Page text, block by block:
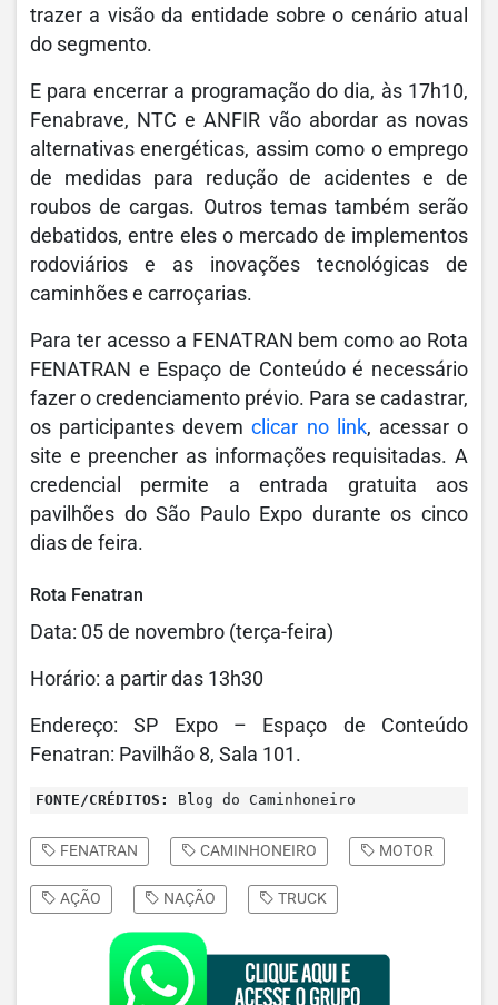
trazer a visão da entidade sobre o cenário atual
do segmento.
E para encerrar a programação do dia, às 17h10,
Fenabrave, NTC e ANFIR vão abordar as novas
alternativas energéticas, assim como o emprego
de medidas para redução de acidentes e de
roubos de cargas. Outros temas também serão
debatidos, entre eles o mercado de implementos
rodoviários e as inovações tecnológicas de
caminhões e carroçarias.
Para ter acesso a FENATRAN bem como ao Rota
FENATRAN e Espaço de Conteúdo é necessário
fazer o credenciamento prévio. Para se cadastrar,
os participantes devemclicar no link, acessar o
site e preencher as informações requisitadas. A
credencial permite a entrada gratuita aos
pavilhões do São Paulo Expo durante os cinco
dias de feira.
Rota Fenatran
Data: 05 de novembro (terça-feira)
Horário: a partir das 13h30
Endereço: SP Expo – Espaço de Conteúdo
Fenatran: Pavilhão 8, Sala 101.
FONTE/CRÉDITOS: Blog do Caminhoneiro
FENATRAN CAMINHONEIRO MOTOR
AÇÃO NAÇÃO TRUCK